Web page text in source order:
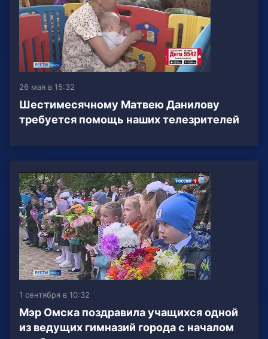
26 мая в 15:32
Шестимесячному Матвею Данилову
требуется помощь наших телезрителей
1 сентября в 10:32
Мэр Омска поздравила учащихся одной
из ведущих гимназий города с началом